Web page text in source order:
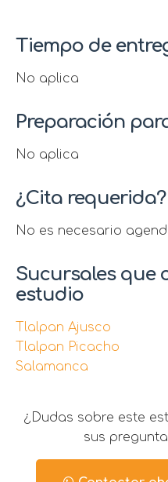
Tiempo de
No aplica
Preparación
No aplica
¿Cita requerida?
No es necesario
Sucursales que
estudio
Tlalpan Ajusco
Tlalpan Picacho
Salamanca
¿Dudas sobre este
sus